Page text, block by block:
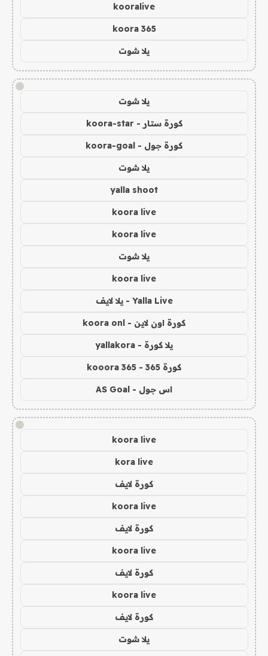
kooralive
koora 365
يلا شوت
!
يلا شوت
كورة ستار - koora-star
كورة جول - koora-goal
يلا شوت
yalla shoot
koora live
koora live
يلا شوت
koora live
Yalla Live - يلا لايف
كورة اون لاين - koora onl
يلا كورة - yallakora
كورة 365 - kooora 365
اس جول - AS Goal
!
koora live
kora live
كورة لايف
koora live
كورة لايف
koora live
كورة لايف
koora live
كورة لايف
يلا شوت